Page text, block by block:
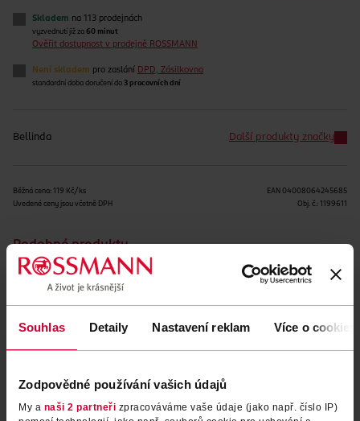
Souhlas Detaily Nastavení reklam Více o cookies
Zodpovědné používání vašich údajů
My a naši 2 partneři zpracováváme vaše údaje (jako např. číslo IP)
Skladem na 113 prodejnách
vyzvednutí již za 60 minut
Ověřit dostupnost v prodejně ROSSMANN
Není skladem pro zaslání DPD, Zásilkovna
standardní doba doručení do 3 pracovních dní
Bellinda Další produkty značky
Běžná cena: 119 Kč/ks
Uvedené ceny jsou včetně DPH
EAN 04008064245685
Obj. č.: 1199611
Podobné produkty